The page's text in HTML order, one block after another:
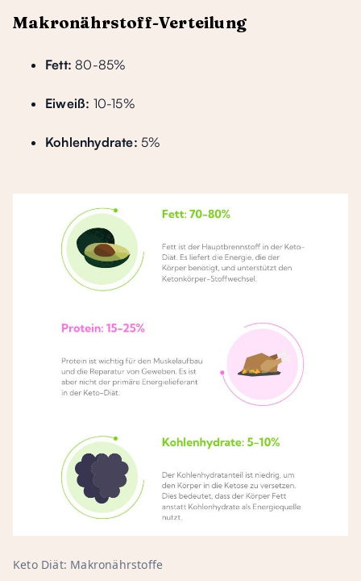
Makronährstoff-Verteilung
Fett: 80-85%
Eiweiß: 10-15%
Kohlenhydrate: 5%
Keto Diät: Makronährstoffe